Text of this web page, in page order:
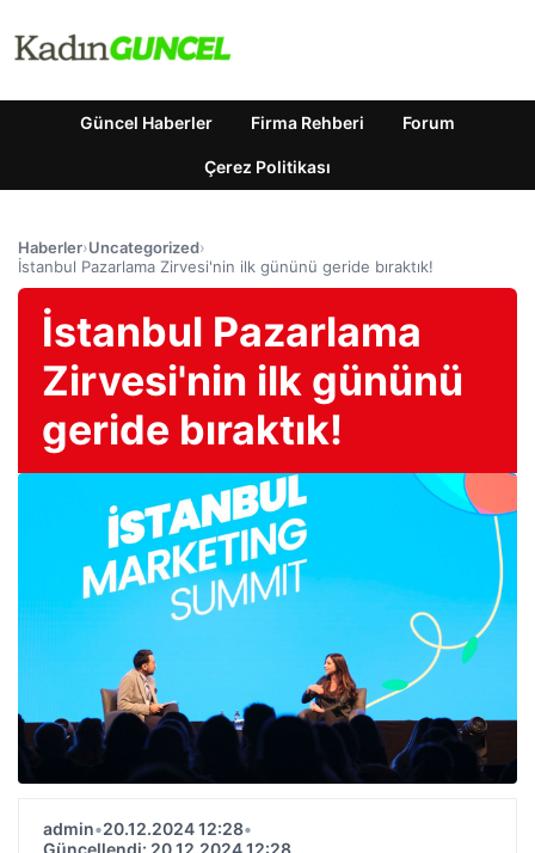
Güncel Haberler Firma Rehberi Forum
Çerez Politikası
Haberler›Uncategorized›
İstanbul Pazarlama Zirvesi'nin ilk gününü geride bıraktık!
İstanbul Pazarlama
Zirvesi'nin ilk gününü
geride bıraktık!
admin•20.12.2024 12:28•
Güncellendi: 20.12.2024 12:28